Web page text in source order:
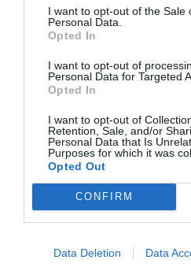
I want to opt-out of the Sale
Personal Data.
Opted In
I want to opt-out of
Personal Data for Targeted
Opted In
I want to opt-out of
Retention, Sale, and/or
Personal Data that Is
Purposes for which it was
Opted Out
CONFIRM
Data Deletion Data
typowo berlińskie, aby w
przeżyć prawdziwe
Berlińska kiełbasa
Currywurst to jedno z
z sosem curry oraz
każdym zakątku miasta, a
serwujące currywursta
Kreuzbergu i Mitte. Jest to
po długim dniu zwiedzania.
Berlińskie bułki z rybą
Fischbrötchen to kolejna